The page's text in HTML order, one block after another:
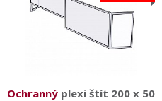
Ochranný plexi štít 200 x 50